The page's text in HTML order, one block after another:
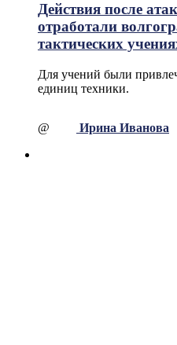
Действия после
отработали
тактических
Для учений были
единиц техники.
@ Ирина Иванова